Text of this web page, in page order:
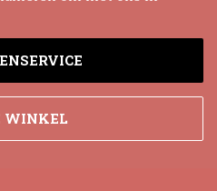
WINKEL